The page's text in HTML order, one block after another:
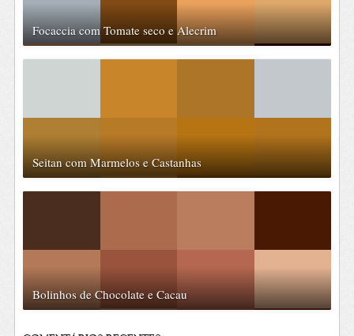
Focaccia com Tomate seco e Alecrim
Seitan com Marmelos e Castanhas
Bolinhos de Chocolate e Cacau